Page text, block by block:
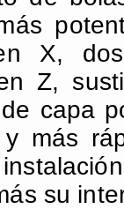
X,
Z,
capa
más
su